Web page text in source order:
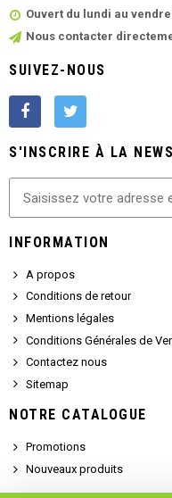
Ouvert du lundi au
Nous contacter
SUIVEZ-NOUS
S'INSCRIRE À LA
INFORMATION
A propos
Conditions de retour
Mentions légales
Conditions Générales de
Contactez nous
Sitemap
NOTRE CATALOGUE
Promotions
Nouveaux produits